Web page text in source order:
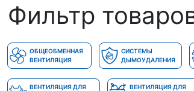
Фильтр
ОБЩЕОБМЕННАЯ
ВЕНТИЛЯЦИЯ
СИСТЕМЫ
ДЫМОУДАЛЕНИЯ
ВЕНТИЛЯЦИЯ ДЛЯ
ВЕНТИЛЯЦИЯ ДЛЯ